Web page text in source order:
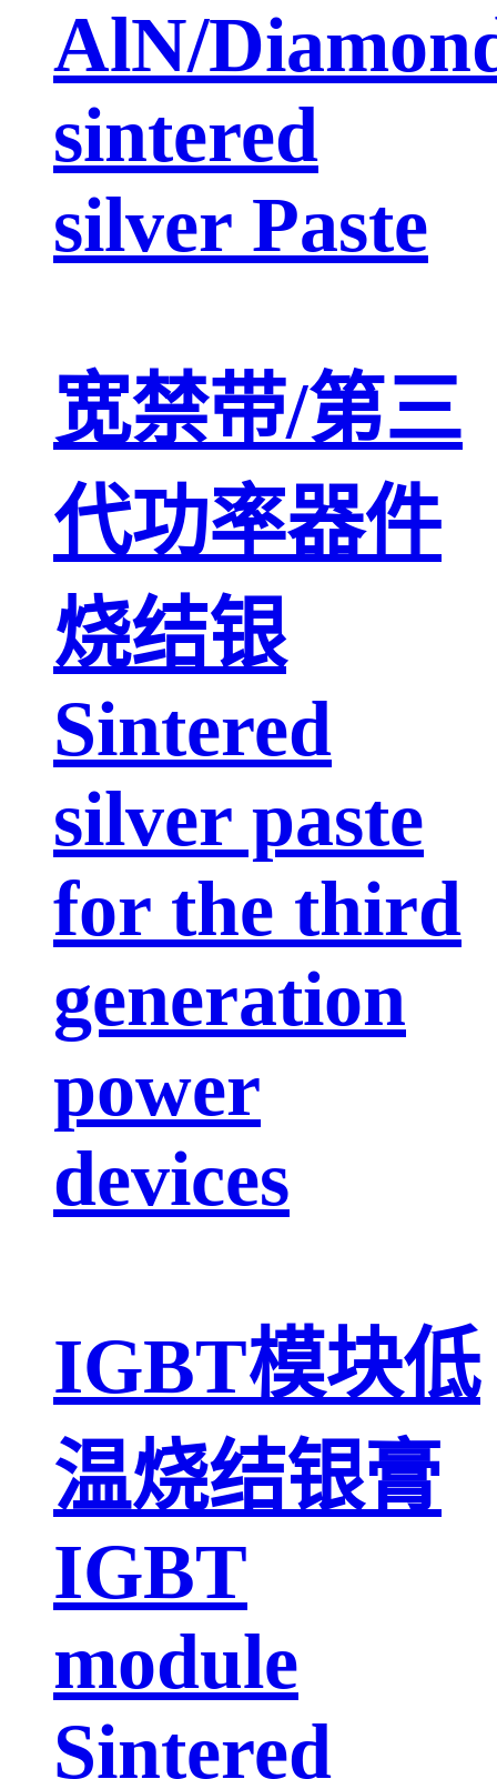
AlN/
sintered
silver Paste
宽禁带/第三
代功率器件
烧结银
Sintered
silver paste
for the third
generation
power
devices
IGBT模块低
温烧结银膏
IGBT
module
Sintered